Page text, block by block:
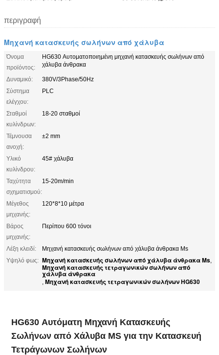
περιγραφή
Μηχανή κατασκευής σωλήνων από χάλυβα
Όνομα
προϊόντος:
HG630 Αυτοματοποιημένη μηχανή κατασκευής σωλήνων από
χάλυβα άνθρακα
Δυναμικό:
380V/3Phase/50Hz
Σύστημα
ελέγχου:
PLC
Σταθμοί
κυλίνδρων:
18-20 σταθμοί
Τέμνουσα
ανοχή:
±2 mm
Υλικό
κυλίνδρου:
45# χάλυβα
Ταχύτητα
σχηματισμού:
15-20m/min
Μέγεθος
μηχανής:
120*8*10 μέτρα
Βάρος
μηχανής:
Περίπου 600 τόνοι
Λέξη κλειδί:
Μηχανή κατασκευής σωλήνων από χάλυβα άνθρακα Ms
Υψηλό φως: Μηχανή κατασκευής σωλήνων από χάλυβα άνθρακα Ms,
Μηχανή κατασκευής τετραγωνικών σωλήνων από
χάλυβα άνθρακα
, Μηχανή κατασκευής τετραγωνικών σωλήνων HG630
HG630 Αυτόματη Μηχανή Κατασκευής
Σωλήνων από Χάλυβα MS για την Κατασκευή
Τετράγωνων Σωλήνων